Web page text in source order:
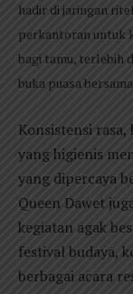
hadir di jaringan
perkantoran untuk
bagi tamu, terlebih
buka puasa
Konsistensi
yang higienis
yang dipercaya
Queen Dawet
kegiatan agak
festival budaya,
berbagai acara